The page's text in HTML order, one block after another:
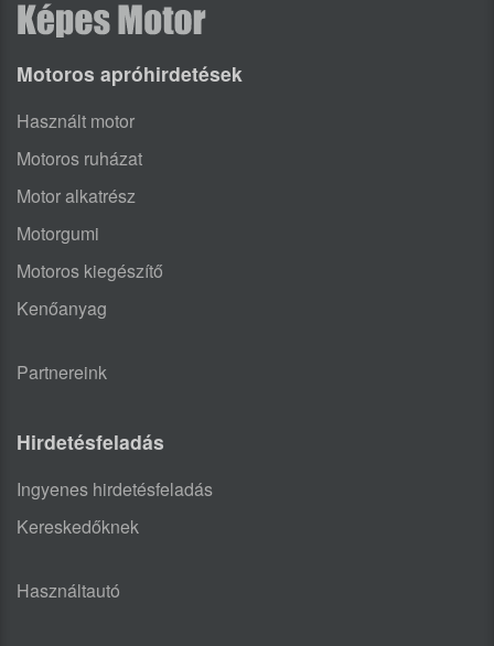
Motoros apróhirdetések
Használt motor
Motoros ruházat
Motor alkatrész
Motorgumi
Motoros kiegészítő
Kenőanyag
Partnereink
Hirdetésfeladás
Ingyenes hirdetésfeladás
Kereskedőknek
Használtautó